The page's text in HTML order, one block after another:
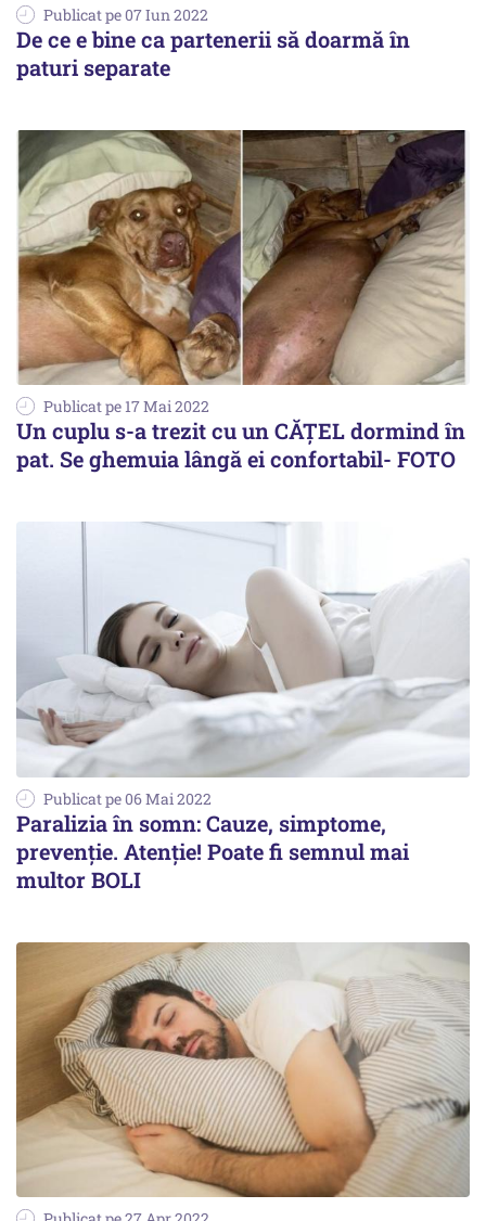
Publicat pe 07 Iun 2022
De ce e bine ca partenerii să doarmă în
paturi separate
Publicat pe 17 Mai 2022
Un cuplu s-a trezit cu un CĂȚEL dormind în
pat. Se ghemuia lângă ei confortabil- FOTO
Publicat pe 06 Mai 2022
Paralizia în somn: Cauze, simptome,
prevenție. Atenție! Poate fi semnul mai
multor BOLI